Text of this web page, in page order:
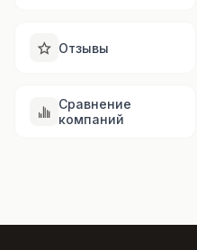
Отзывы
Сравнение
компаний